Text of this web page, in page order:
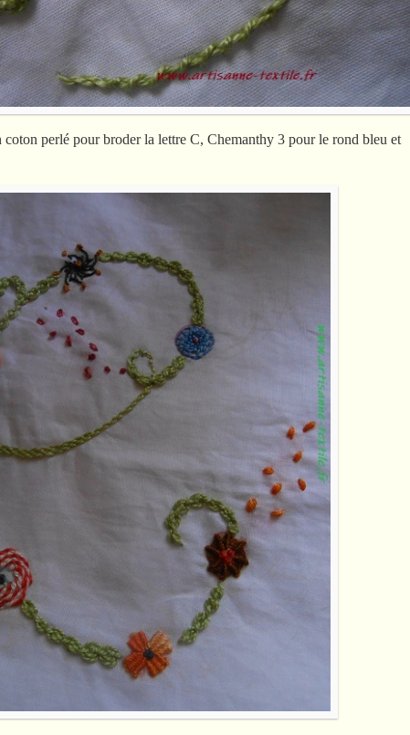
coton perlé pour broder la lettre C, Chemanthy 3 pour le rond bleu et